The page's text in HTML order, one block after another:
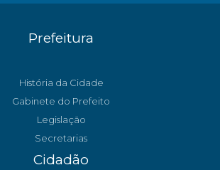
Prefeitura
História da Cidade
Gabinete do Prefeito
Legislação
Secretarias
Cidadão